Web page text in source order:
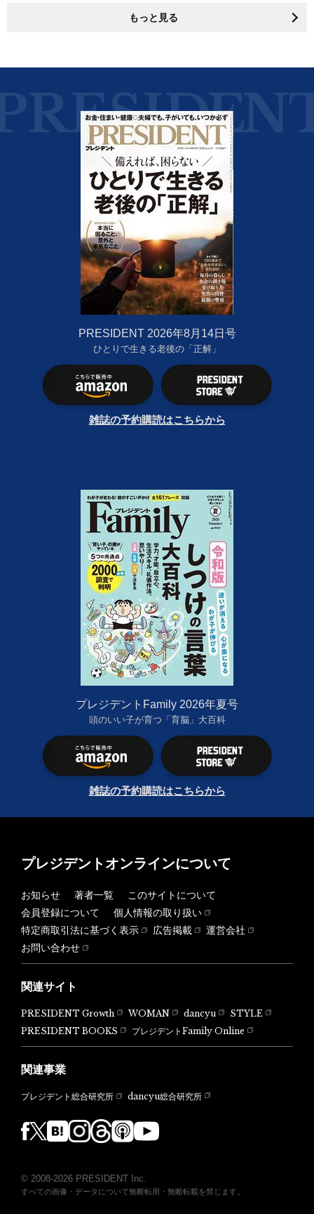
もっと見る
PRESIDENT 2026年8月14日号
ひとりで生きる老後の「正解」
雑誌の予約購読はこちらから
プレジデントFamily 2026年夏号
頭のいい子が育つ「育脳」大百科
雑誌の予約購読はこちらから
プレジデントオンラインについて
お知らせ 著者一覧
このサイトについて
会員登録について
個人情報の取り扱い
特定商取引法に基づく表示
広告掲載
運営会社
お問い合わせ
関連サイト
PRESIDENT Growth WOMAN dancyu
STYLE
PRESIDENT BOOKS
プレジデントFamily Online
関連事業
プレジデント総合研究所 dancyu総合研究所
© 2008-2026 PRESIDENT Inc.
すべての画像・データについて無断転用・無断転載を禁じます。